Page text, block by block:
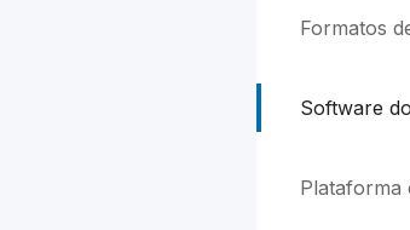
Formatos
Software
Plataforma